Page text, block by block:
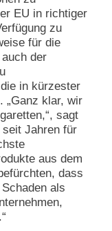
EU in richtiger
zu
für die
der
in kürzester
„Ganz klar, wir
sagt
seit Jahren für
aus dem
dass
als